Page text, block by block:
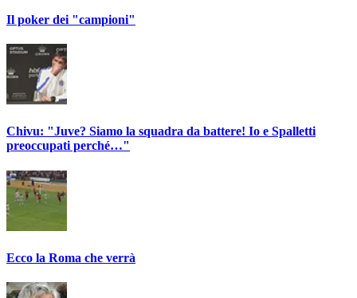
Il poker dei "campioni"
Chivu: "Juve? Siamo la squadra da battere! Io e Spalletti
preoccupati perché…"
Ecco la Roma che verrà